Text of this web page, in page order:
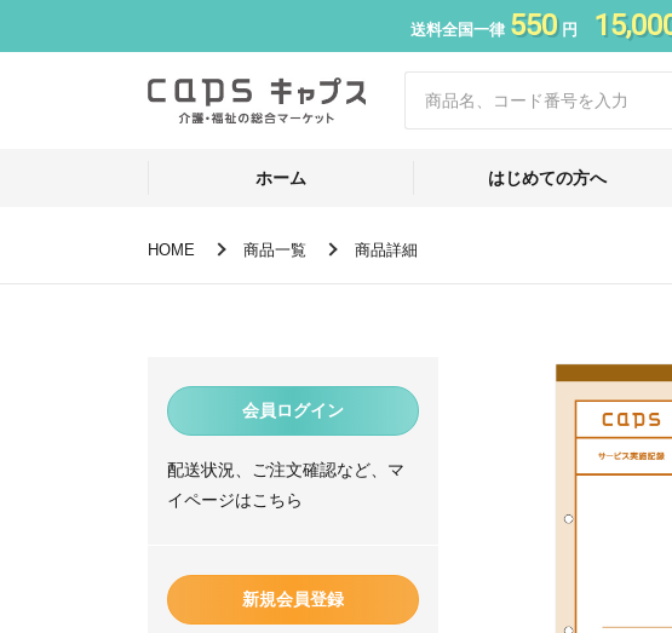
送料全国一律 550円
ホーム はじめての方へ
HOME 商品一覧 商品詳細
会員ログイン
配送状況、ご注文確認など、マ
イページはこちら
新規会員登録